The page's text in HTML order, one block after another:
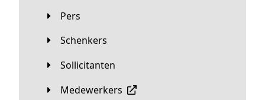
Pers
Schenkers
Sollicitanten
Medewerkers